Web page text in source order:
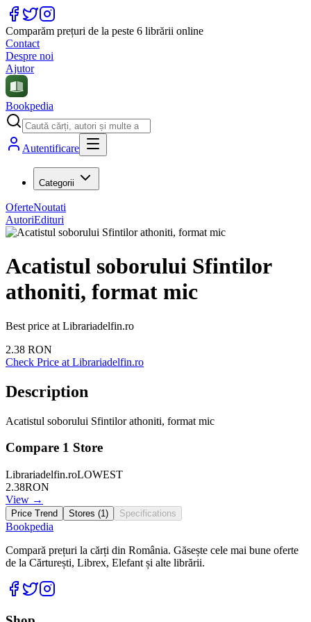
Comparăm prețuri de la peste 6 librării online
Contact
Despre noi
Ajutor
Bookpedia
Autentificare
Categorii
OferteNoutati
AutoriEdituri
Acatistul soborului Sfintilor
athoniti, format mic
Best price at Librariadelfin.ro
2.38 RON
Check Price at Librariadelfin.ro
Description
Acatistul soborului Sfintilor athoniti, format mic
Compare 1 Store
Librariadelfin.roLOWEST
2.38RON
View →
Price Trend Stores (1) Specifications
Bookpedia
Compară prețuri la cărți din România. Găsește cele mai bune oferte
de la Cărturești, Librex, Elefant și alte librării.
Facebook
Twitter